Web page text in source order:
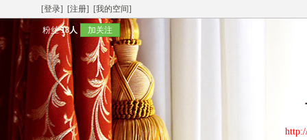
[登录] [注册] [我的空间]
粉丝18人 加关注